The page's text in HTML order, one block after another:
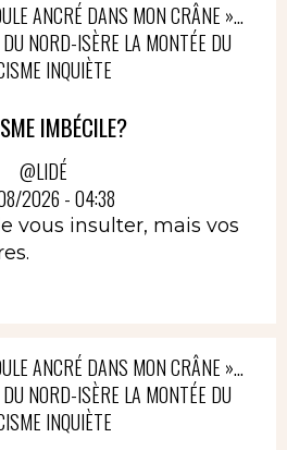
ANCRÉ DANS MON CRÂNE »…
NORD-ISÈRE LA MONTÉE DU
INQUIÈTE
IMBÉCILE?
@LIDÉ
2026 - 04:38
vous insulter, mais vos
ANCRÉ DANS MON CRÂNE »…
NORD-ISÈRE LA MONTÉE DU
INQUIÈTE